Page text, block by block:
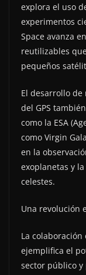
explora el uso
experimentos
Space avanza
reutilizables
pequeños
El desarrollo
del GPS
como la ESA
como Virgin
en la
exoplanetas y
celestes.
Una revolución
La colaboración
ejemplifica el
sector público